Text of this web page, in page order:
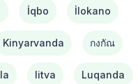
İqbo İlokano
Kinyarvanda กงกัณ
litva Luqanda